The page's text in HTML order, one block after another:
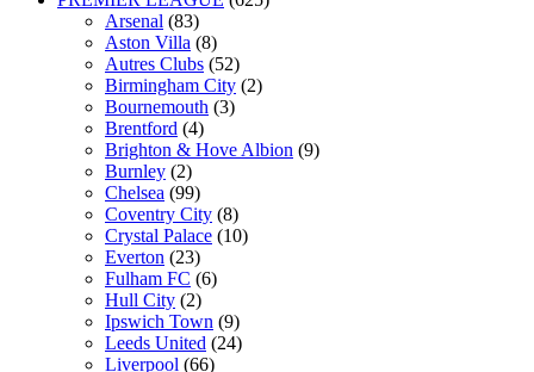
Arsenal (83)
Aston Villa (8)
Autres Clubs (52)
Birmingham City (2)
Bournemouth (3)
Brentford (4)
Brighton & Hove Albion (9)
Burnley (2)
Chelsea (99)
Coventry City (8)
Crystal Palace (10)
Everton (23)
Fulham FC (6)
Hull City (2)
Ipswich Town (9)
Leeds United (24)
Liverpool (66)